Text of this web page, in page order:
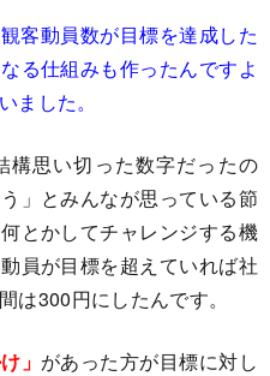
客動員数が目標を達成した
る仕組みも作ったんですよ
ました。
思い切った数字だったの
」とみんなが思っている節
とかしてチャレンジする機
員が目標を超えていれば社
は300円にしたんです。
」 があった方が目標に対し